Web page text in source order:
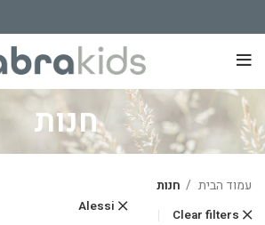
חנות
עמוד הבית חנות
Clear filters
Alessi